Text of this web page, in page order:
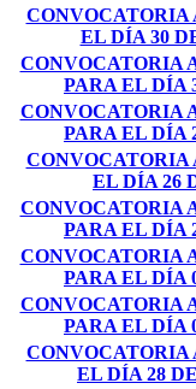
CONVOCATORIA
EL DÍA 30
CONVOCATORIA
PARA EL DÍA
CONVOCATORIA
PARA EL DÍA
CONVOCATORIA
EL DÍA 26
CONVOCATORIA
PARA EL DÍA
CONVOCATORIA
PARA EL DÍA
CONVOCATORIA
PARA EL DÍA
CONVOCATORIA
EL DÍA 28